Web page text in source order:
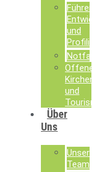
Führen,
und
Offene
Kirchen
und
Über
Uns
Unser
Team